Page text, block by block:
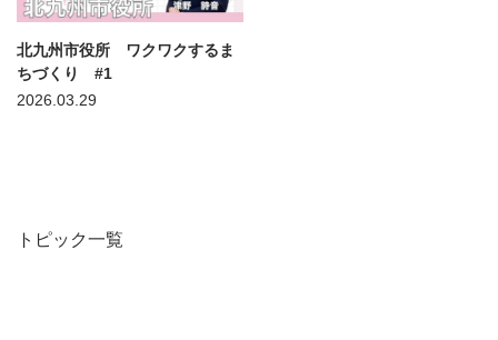
北九州市役所 ワクワクするま
ちづくり #1
2026.03.29
トピック一覧